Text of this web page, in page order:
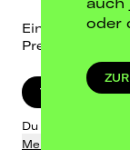
Einlass: 14:00
Preis: ab 44,90
TICKETS
Du wirst zu
Mehr dazu
oder